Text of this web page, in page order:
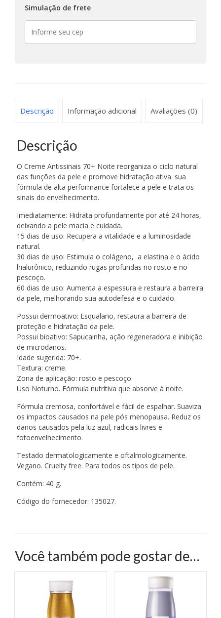
Simulação de frete
Descrição Informação adicional Avaliações (0)
Descrição
O Creme Antissinais 70+ Noite reorganiza o ciclo natural
das funções da pele e promove hidratação ativa. sua
fórmula de alta performance fortalece a pele e trata os
sinais do envelhecimento.
Imediatamente: Hidrata profundamente por até 24 horas,
deixando a pele macia e cuidada.
15 dias de uso: Recupera a vitalidade e a luminosidade
natural.
30 dias de uso: Estimula o colágeno, a elastina e o ácido
hialurônico, reduzindo rugas profundas no rosto e no
pescoço.
60 dias de uso: Aumenta a espessura e restaura a barreira
da pele, melhorando sua autodefesa e o cuidado.
Possui dermoativo: Esqualano, restaura a barreira de
proteção e hidratação da pele.
Possui bioativo: Sapucainha, ação regeneradora e inibição
de microdanos.
Idade sugerida: 70+.
Textura: creme.
Zona de aplicação: rosto e pescoço.
Uso Noturno. Fórmula nutritiva que absorve à noite.
Fórmula cremosa, confortável e fácil de espalhar. Suaviza
os impactos causados na pele pós menopausa. Reduz os
danos causados pela luz azul, radicais livres e
fotoenvelhecimento.
Testado dermatologicamente e oftalmologicamente.
Vegano. Cruelty free. Para todos os tipos de pele.
Contém: 40 g.
Código do fornecedor: 135027.
Você também pode gostar de…